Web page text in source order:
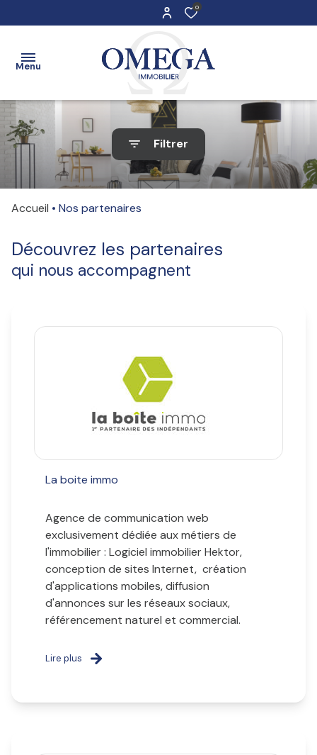
0
Menu
Accueil
Ventes
Maisons
Appartements
Immeubles
Terrains
Locations
Maisons
Appartements
Stationnements
Immobilier
Contact
Filtrer
Accueil Nos partenaires
Découvrez les partenaires
qui nous accompagnent
La boite immo
Agence de communication web
exclusivement dédiée aux métiers de
l'immobilier : Logiciel immobilier Hektor,
conception de sites Internet, création
d'applications mobiles, diffusion
d'annonces sur les réseaux sociaux,
référencement naturel et commercial.
Lire plus